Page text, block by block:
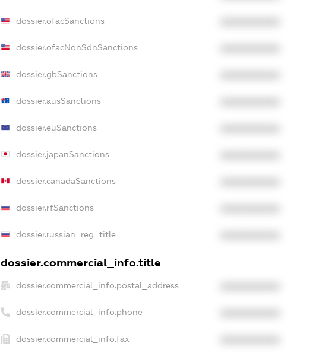
dossier.ofacSanctions
dossier.ofacNonSdnSanctions
dossier.gbSanctions
dossier.ausSanctions
dossier.euSanctions
dossier.japanSanctions
dossier.canadaSanctions
dossier.rfSanctions
dossier.russian_reg_title
dossier.commercial_info.title
dossier.commercial_info.postal_address
dossier.commercial_info.phone
dossier.commercial_info.fax